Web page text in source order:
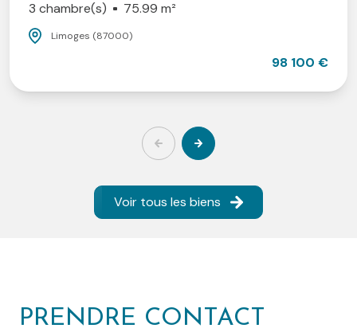
3 chambre(s) 75.99 m²
Limoges (87000)
98 100 €
Voir tous les biens
PRENDRE CONTACT